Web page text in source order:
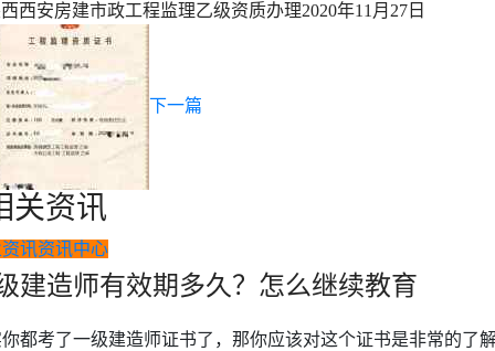
西安房建市政工程监理乙级资质办理2020年11月27日
下一篇
关资讯
讯资讯中心
建造师有效期多久？怎么继续教育
都考了一级建造师证书了，那你应该对这个证书是非常的了